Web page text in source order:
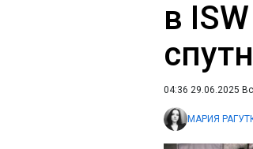
в
04:36 29.06.2025 Вс
МАРИЯ